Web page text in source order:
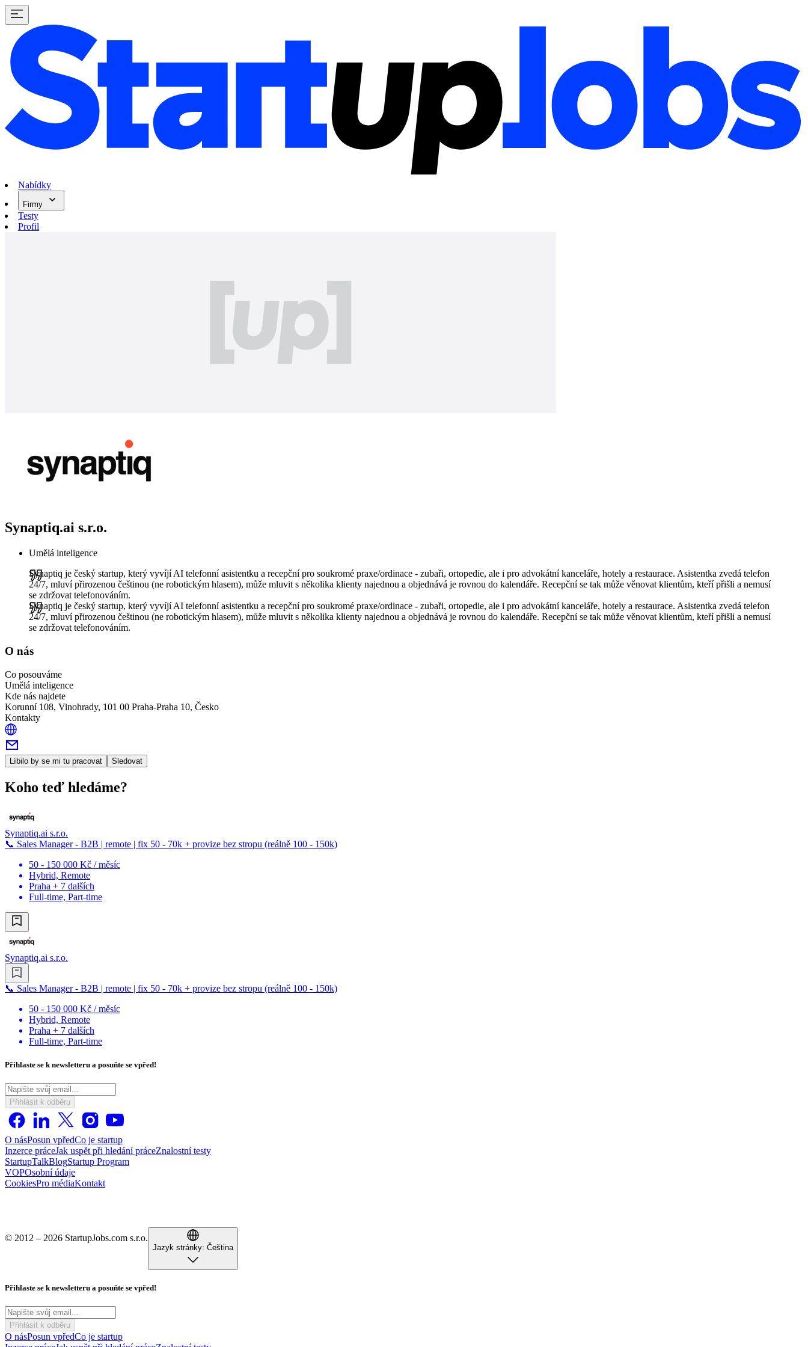
Nabídky
Firmy
Testy
Profil
Synaptiq.ai s.r.o.
Umělá inteligence
Synaptiq je český startup, který vyvíjí AI telefonní asistentku a recepční pro soukromé praxe/ordinace - zubaři, ortopedie, ale i pro advokátní kanceláře, hotely a restaurace. Asistentka zvedá telefon
24/7, mluví přirozenou češtinou (ne robotickým hlasem), může mluvit s několika klienty najednou a objednává je rovnou do kalendáře. Recepční se tak může věnovat klientům, kteří přišli a nemusí
se zdržovat telefonováním.
Synaptiq je český startup, který vyvíjí AI telefonní asistentku a recepční pro soukromé praxe/ordinace - zubaři, ortopedie, ale i pro advokátní kanceláře, hotely a restaurace. Asistentka zvedá telefon
24/7, mluví přirozenou češtinou (ne robotickým hlasem), může mluvit s několika klienty najednou a objednává je rovnou do kalendáře. Recepční se tak může věnovat klientům, kteří přišli a nemusí
se zdržovat telefonováním.
O nás
Co posouváme
Umělá inteligence
Kde nás najdete
Korunní 108, Vinohrady, 101 00 Praha-Praha 10, Česko
Kontakty
Líbilo by se mi tu pracovat Sledovat
Koho teď hledáme?
Synaptiq.ai s.r.o.
📞 Sales Manager - B2B | remote | fix 50 - 70k + provize bez stropu (reálně 100 - 150k)
50 - 150 000 Kč / měsíc
Hybrid, Remote
Praha + 7 dalších
Full-time, Part-time
Synaptiq.ai s.r.o.
📞 Sales Manager - B2B | remote | fix 50 - 70k + provize bez stropu (reálně 100 - 150k)
50 - 150 000 Kč / měsíc
Hybrid, Remote
Praha + 7 dalších
Full-time, Part-time
Přihlaste se k newsletteru a posuňte se vpřed!
Přihlásit k odběru
O násPosun vpředCo je startup
Inzerce práceJak uspět při hledání práceZnalostní testy
StartupTalkBlogStartup Program
VOPOsobní údaje
CookiesPro médiaKontakt
© 2012 – 2026 StartupJobs.com s.r.o.
Jazyk stránky: Čeština
Přihlaste se k newsletteru a posuňte se vpřed!
Přihlásit k odběru
O násPosun vpředCo je startup